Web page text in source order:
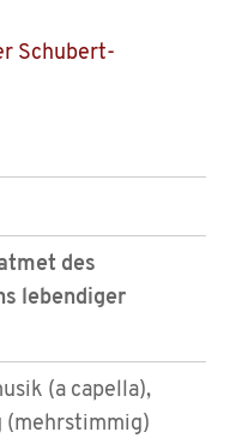
Schubert-
des
lebendiger
(a capella),
(mehrstimmig)